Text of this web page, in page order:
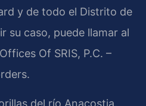
y de todo el Distrito de
su caso, puede llamar al
Of SRIS, P.C. –
del río Anacostia,